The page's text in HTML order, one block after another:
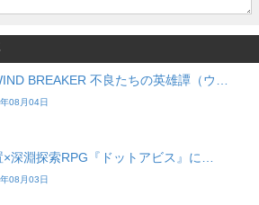
BREAKER 不良たちの英雄譚（ウ…
08月04日
×深淵探索RPG『ドットアビス』に…
08月03日